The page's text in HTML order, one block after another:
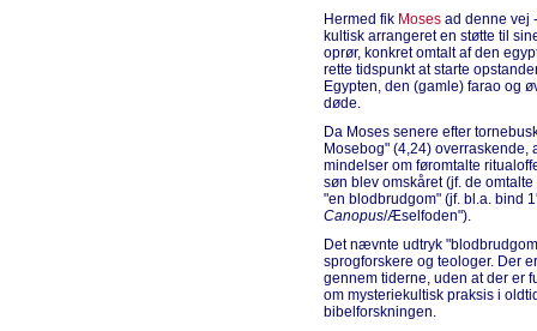
Hermed fik Moses ad denne vej
kultisk arrangeret en støtte til
oprør, konkret omtalt af den
rette tidspunkt at starte
Egypten, den (gamle) farao og
døde.
Da Moses senere efter
Mosebog" (4,24)
mindelser om føromtalte
søn blev omskåret (jf. de
"en blodbrudgom" (jf. bl.a. bind
Canopus/Æselfoden").
Det nævnte udtryk
sprogforskere og teologer. Der
gennem tiderne, uden at der er
om mysteriekultisk praksis i
bibelforskningen.